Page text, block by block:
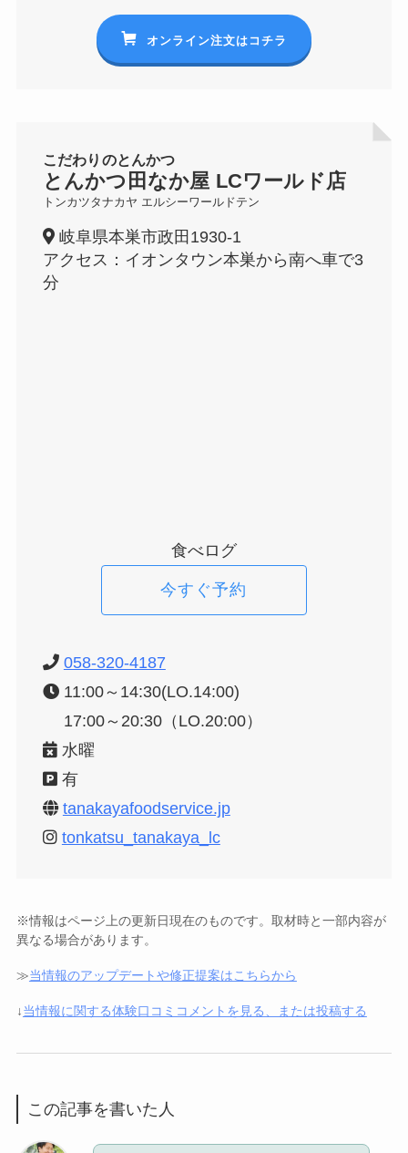
オンライン注文はコチラ
こだわりのとんかつ
とんかつ田なか屋 LCワールド店
トンカツタナカヤ エルシーワールドテン
岐阜県本巣市政田1930-1
アクセス：イオンタウン本巣から南へ車で3
分
食べログ
今すぐ予約
058-320-4187
11:00～14:30(LO.14:00)
17:00～ 20:30（LO.20:00）
水曜
有
tanakayafoodservice.jp
tonkatsu_tanakaya_lc
※情報はページ上の更新日現在のものです。取材時と一部内容が
異なる場合があります。
≫当情報のアップデートや修正提案はこちらから
↓当情報に関する体験口コミコメントを見る、または投稿する
この記事を書いた人